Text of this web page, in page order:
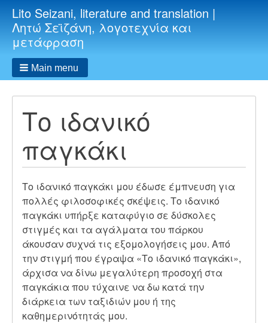
Lito Seizani, literature and translation |
Λητώ Σεϊζάνη, λογοτεχνία και
μετάφραση
Main menu
Το ιδανικό
παγκάκι
Το ιδανικό παγκάκι μου έδωσε έμπνευση για
πολλές φιλοσοφικές σκέψεις. Το ιδανικό
παγκάκι υπήρξε καταφύγιο σε δύσκολες
στιγμές και τα αγάλματα του πάρκου
άκουσαν συχνά τις εξομολογήσεις μου. Από
την στιγμή που έγραψα «Το ιδανικό παγκάκι»,
άρχισα να δίνω μεγαλύτερη προσοχή στα
παγκάκια που τύχαινε να δω κατά την
διάρκεια των ταξιδιών μου ή της
καθημερινότητάς μου.